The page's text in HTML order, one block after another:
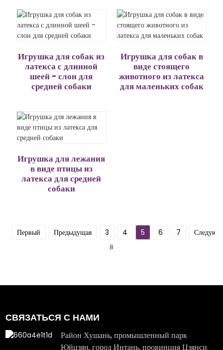
Игрушка для собак из
латекса с длинной
шеей - слон для
средней собаки
Игрушка для собак в
виде стоящего
животного из латекса
для маленьких собак
Игрушка для лежания
в виде птицы из
латекса для средней
собаки
Первый Предыдущая 3 4 5 6 7
8
СВЯЗАТЬСЯ С НАМИ
Район Хушань, промышленный парк
Юйцзян, город Интань, провинция Цзянси.